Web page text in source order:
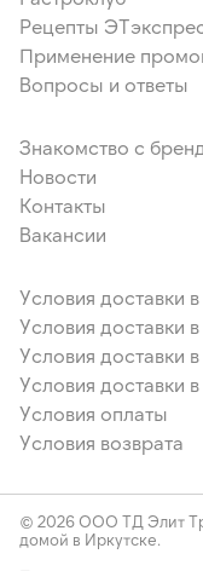
Рецепты
Применение
Вопросы и ответы
Знакомство с
Новости
Контакты
Вакансии
Условия доставки
Условия доставки
Условия доставки
Условия доставки
Условия оплаты
Условия возврата
© 2026 ООО ТД Элит
домой в Иркутске.